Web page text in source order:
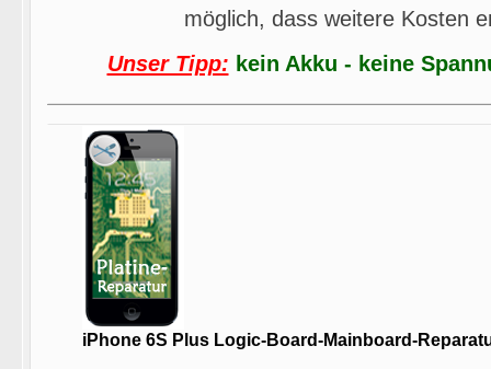
möglich, dass weitere Kosten
Unser Tipp: kein Akku - keine
iPhone 6S Plus Logic-Board-Mainboard-